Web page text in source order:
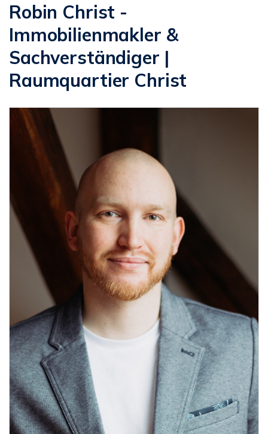
Robin Christ -
Immobilienmakler &
Sachverständiger |
Raumquartier Christ